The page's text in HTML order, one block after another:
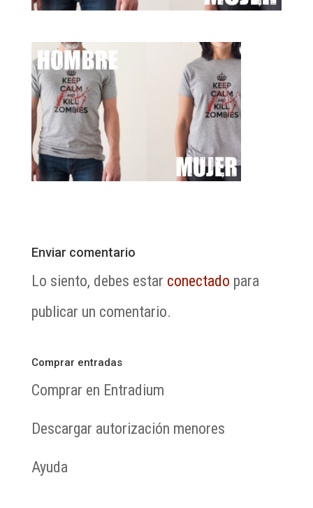
Enviar comentario
Lo siento, debes estar conectado para
publicar un comentario.
Comprar entradas
Comprar en Entradium
Descargar autorización menores
Ayuda